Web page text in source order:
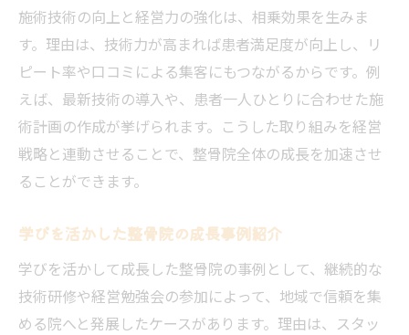
施術技術の向上と経営力の強化は、相乗効果を生みま
す。理由は、技術力が高まれば患者満足度が向上し、リ
ピート率や口コミによる集客にもつながるからです。例
えば、最新技術の導入や、患者一人ひとりに合わせた施
術計画の作成が挙げられます。こうした取り組みを経営
戦略と連動させることで、整骨院全体の成長を加速させ
ることができます。
学びを活かした整骨院の成長事例紹介
学びを活かして成長した整骨院の事例として、継続的な
技術研修や経営勉強会の参加によって、地域で信頼を集
める院へと発展したケースがあります。理由は、スタッ